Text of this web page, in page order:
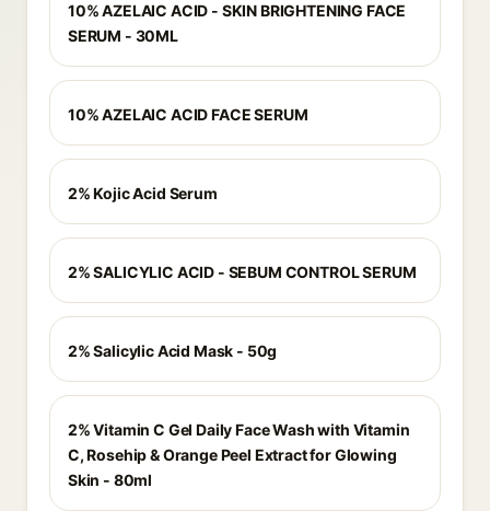
10% AZELAIC ACID - SKIN BRIGHTENING FACE
SERUM - 30ML
10% AZELAIC ACID FACE SERUM
2% Kojic Acid Serum
2% SALICYLIC ACID - SEBUM CONTROL SERUM
2% Salicylic Acid Mask - 50g
2% Vitamin C Gel Daily Face Wash with Vitamin
C, Rosehip & Orange Peel Extract for Glowing
Skin - 80ml